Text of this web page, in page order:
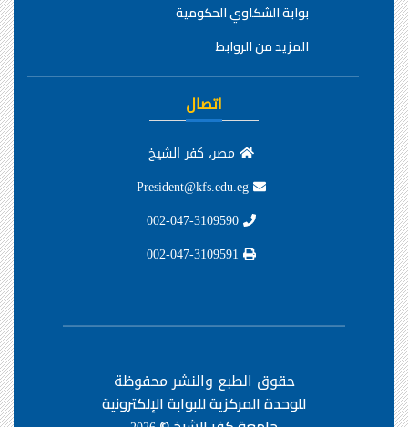
بوابة الشكاوي الحكومية
المزيد من الروابط
اتصال
مصر، كفر الشيخ
حقوق الطبع والنشر محفوظة
للوحدة المركزية للبوابة الإلكترونية